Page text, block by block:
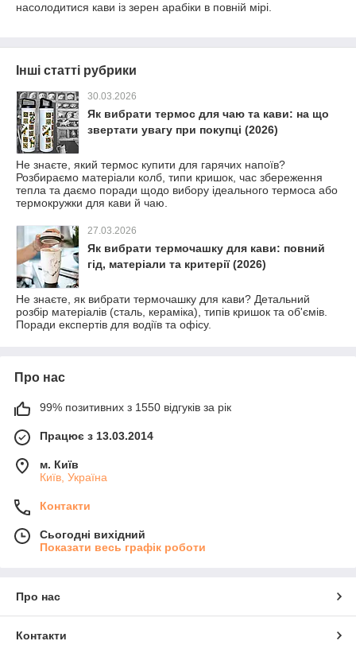
насолодитися кави із зерен арабіки в повній мірі.
Інші статті рубрики
30.03.2026
Як вибрати термос для чаю та кави: на що
звертати увагу при покупці (2026)
Не знаєте, який термос купити для гарячих напоїв?
Розбираємо матеріали колб, типи кришок, час збереження
тепла та даємо поради щодо вибору ідеального термоса або
термокружки для кави й чаю.
27.03.2026
Як вибрати термочашку для кави: повний
гід, матеріали та критерії (2026)
Не знаєте, як вибрати термочашку для кави? Детальний
розбір матеріалів (сталь, кераміка), типів кришок та об'ємів.
Поради експертів для водіїв та офісу.
Про нас
99% позитивних з 1550 відгуків за рік
Працює з 13.03.2014
м. Київ
Київ, Україна
Контакти
Сьогодні вихідний
Показати весь графік роботи
Про нас
Контакти